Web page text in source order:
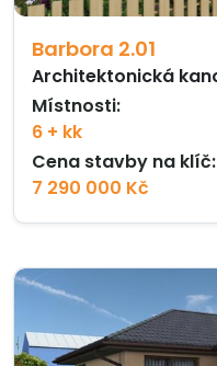
Barbora 2.01
Architektonická
Místnosti:
6 + kk
Cena stavby na klíč:
7 290 000 Kč